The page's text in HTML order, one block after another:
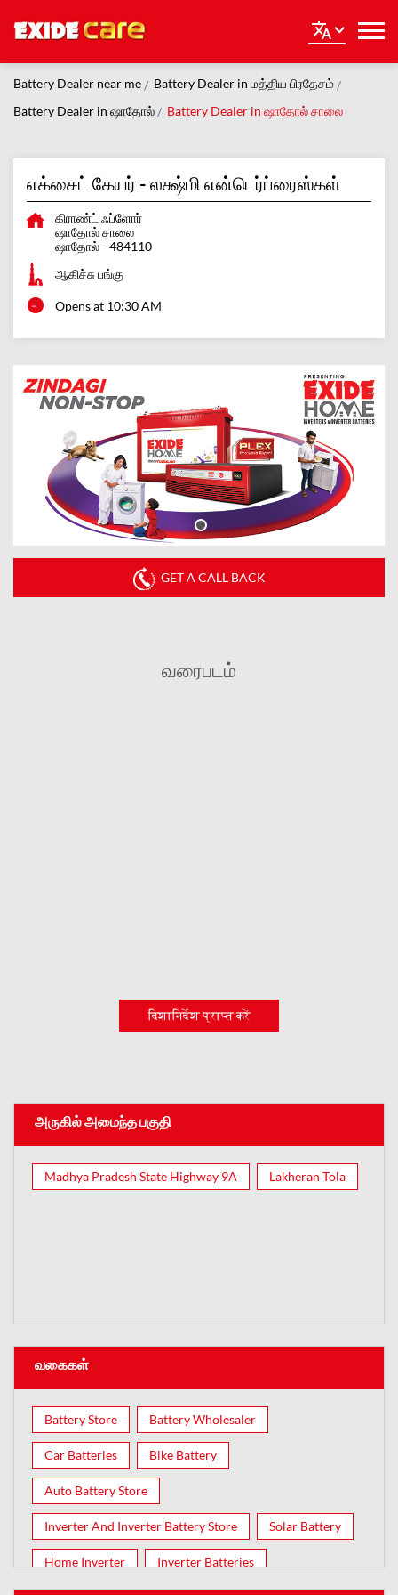
Battery Dealer near me
Battery Dealer in மத்திய பிரதேசம்
Battery Dealer in ஷாதோல்
Battery Dealer in ஷாதோல் சாலை
எக்சைட் கேயர் - லக்ஷ்மி என்டெர்ப்ரைஸ்கள்
கிராண்ட் ஃப்ளோர்
ஷாதோல் சாலை
ஷாதோல்-484110
ஆகிச்சு பங்கு
Opens at 10:30 AM
GET A CALL BACK
வரைபடம்
दिशानिर्देश प्राप्त करें
அருகில் அமைந்த பகுதி
Madhya Pradesh State Highway 9A Lakheran Tola
வகைகள்
Battery Store Battery Wholesaler
Car Batteries Bike Battery
Auto Battery Store
Inverter And Inverter Battery Store Solar Battery
Home Inverter Inverter Batteries